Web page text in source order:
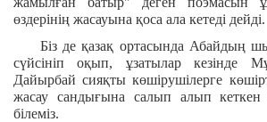
өздерінің жасауына қоса ала кетеді дейді.
Біз де қазақ ортасында Абайдың
сүйсініп оқып, ұзатылар кезінде
Дайырбай сияқты көшірушілерге
жасау сандығына салып алып
білеміз.